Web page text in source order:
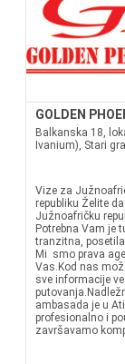
GOLDEN
Balkanska 18,
Ivanium), Stari
Vize za
republiku Želite
Južnoafričku
Potrebna Vam je
tranzitna,
Mi smo prava
Vas.Kod nas
sve informacije
ambasada je u
profesionalno i
završavamo